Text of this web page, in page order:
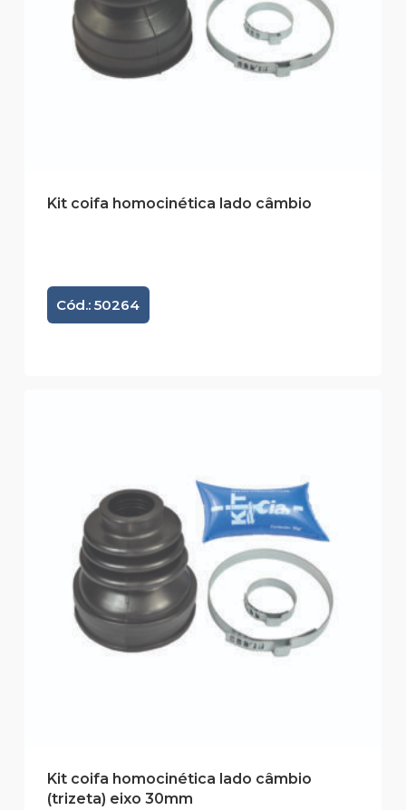
Kit coifa homocinética lado câmbio
Cód.: 50264
Kit coifa homocinética lado câmbio
(trizeta) eixo 30mm